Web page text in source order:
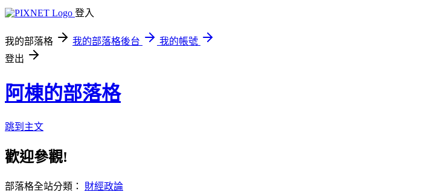
登入
我的部落格 我的部落格後台
我的帳號
登出
阿棟的部落格
跳到主文
歡迎參觀!
部落格全站分類： 財經政論